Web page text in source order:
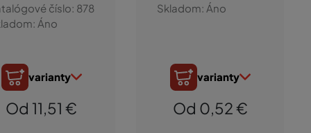
číslo: 878
Áno
varianty
Od 11,51 €
Skladom: Áno
varianty
Od 0,52 €